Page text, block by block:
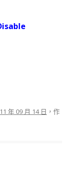
年 09 月 14 日 ，作